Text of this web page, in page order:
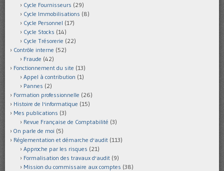
Cycle Fournisseurs (29)
Cycle Immobilisations (8)
Cycle Personnel (17)
Cycle Stocks (14)
Cycle Trésorerie (22)
Contrôle interne (52)
Fraude (42)
Fonctionnement du site (13)
Appel à contribution (1)
Pannes (2)
Formation professionnelle (26)
Histoire de l'informatique (15)
Mes publications (3)
Revue Française de Comptabilité (3)
On parle de moi (5)
Réglementation et démarche d'audit (113)
Approche par les risques (21)
Formalisation des travaux d'audit (9)
Mission du commissaire aux comptes (38)